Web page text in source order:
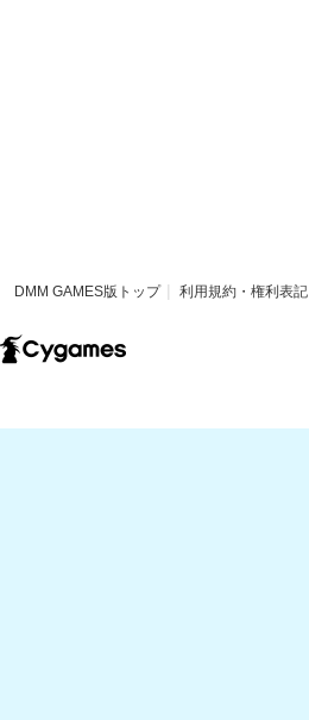
DMM GAMES版トップ 利用規約・権利表記